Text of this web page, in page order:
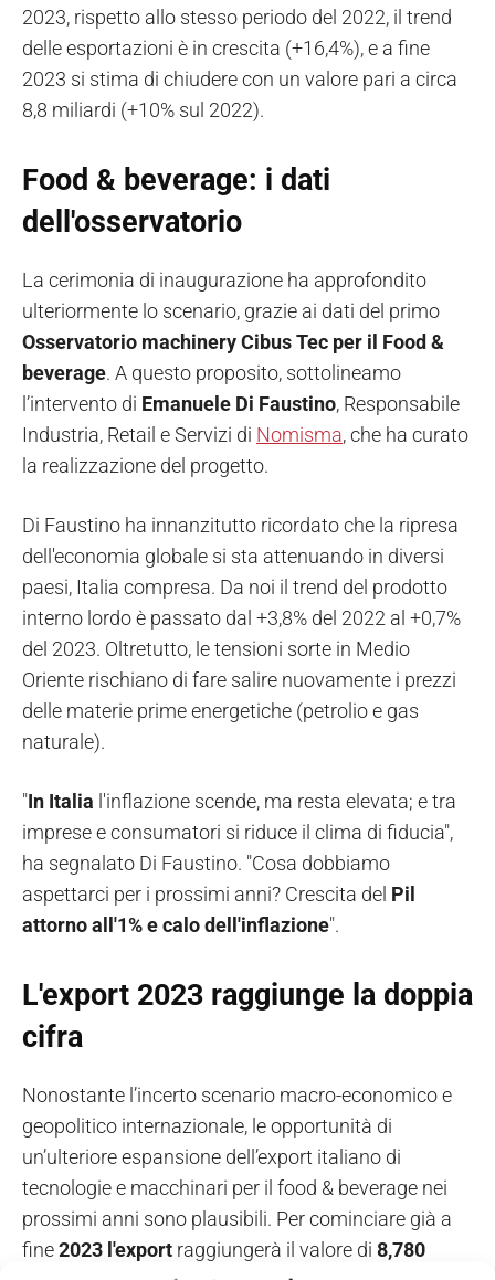
2023, rispetto allo stesso periodo del 2022, il trend
delle esportazioni è in crescita (+16,4%), e a fine
2023 si stima di chiudere con un valore pari a circa
8,8 miliardi (+10% sul 2022).
Food & beverage: i dati
dell'osservatorio
La cerimonia di inaugurazione ha approfondito
ulteriormente lo scenario, grazie ai dati del primo
Osservatorio machinery Cibus Tec per il Food &
beverage. A questo proposito, sottolineamo
l’intervento di Emanuele Di Faustino, Responsabile
Industria, Retail e Servizi di Nomisma, che ha curato
la realizzazione del progetto.
Di Faustino ha innanzitutto ricordato che la ripresa
dell'economia globale si sta attenuando in diversi
paesi, Italia compresa. Da noi il trend del prodotto
interno lordo è passato dal +3,8% del 2022 al +0,7%
del 2023. Oltretutto, le tensioni sorte in Medio
Oriente rischiano di fare salire nuovamente i prezzi
delle materie prime energetiche (petrolio e gas
naturale).
"In Italia l'inflazione scende, ma resta elevata; e tra
imprese e consumatori si riduce il clima di fiducia",
ha segnalato Di Faustino. "Cosa dobbiamo
aspettarci per i prossimi anni? Crescita del Pil
attorno all'1% e calo dell'inflazione".
L'export 2023 raggiunge la doppia
cifra
Nonostante l’incerto scenario macro-economico e
geopolitico internazionale, le opportunità di
un’ulteriore espansione dell’export italiano di
tecnologie e macchinari per il food & beverage nei
prossimi anni sono plausibili. Per cominciare già a
fine2023 l'export raggiungerà il valore di 8,780